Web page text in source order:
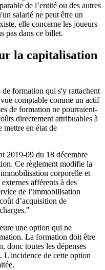
de l’entité ou des autres
salarié ne peut être un
elle concerne les joueurs
pas dans ce billet.
la capitalisation
de formation qui s'y rattachent
comptable comme un actif
de formation ne pourraient-
directement attribuables à
en état de
2019-09 du 18 décembre
Ce règlement modifie la
corporelle et
afférents à des
de l’immobilisation
d’acquisition de
une option qui ne
La formation doit être
donc toutes les dépenses
L'incidence de cette option